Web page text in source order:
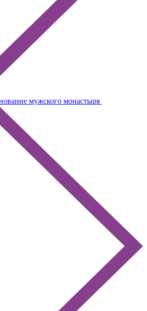
мужского монастыря